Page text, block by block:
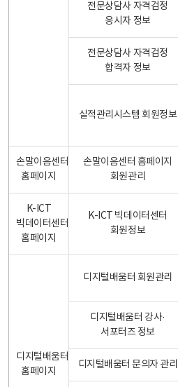
전문상담사 자격검정
응시자 정보
전문상담사 자격검정
합격자 정보
실적관리시스템 회원정보
손말이음센터
홈페이지
손말이음센터 홈페이지
회원관리
K-ICT
빅데이터센터
홈페이지
K-ICT 빅데이터센터
회원정보
디지털배움터
홈페이지
디지털배움터 회원관리
디지털배움터 강사·
서포터즈 정보
디지털배움터 문의자 관리